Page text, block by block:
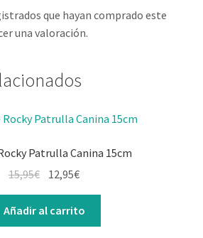
que hayan comprado este
una valoración.
Patrulla Canina 15cm
15,95€ El
precio
original
era:
12,95€El
precio
actual
es:
Añadir al carrito